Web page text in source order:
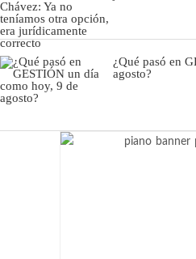
¿Qué pasó en
agosto?